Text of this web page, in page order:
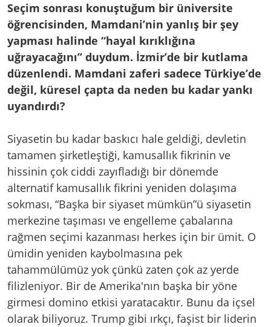
Seçim sonrası konuştuğum bir üniversite
öğrencisinden, Mamdani’nin yanlış bir şey
yapması halinde “hayal kırıklığına
uğrayacağını” duydum. İzmir’de bir kutlama
düzenlendi. Mamdani zaferi sadece Türkiye’de
değil, küresel çapta da neden bu kadar yankı
uyandırdı?
Siyasetin bu kadar baskıcı hale geldiği, devletin
tamamen şirketleştiği, kamusallık fikrinin ve
hissinin çok ciddi zayıfladığı bir dönemde
alternatif kamusallık fikrini yeniden dolaşıma
sokması, “Başka bir siyaset mümkün”ü siyasetin
merkezine taşıması ve engelleme çabalarına
rağmen seçimi kazanması herkes için bir ümit. O
ümidin yeniden kaybolmasına pek
tahammülümüz yok çünkü zaten çok az yerde
filizleniyor. Bir de Amerika'nın başka bir yöne
girmesi domino etkisi yaratacaktır. Bunu da içsel
olarak biliyoruz. Trump gibi ırkçı, faşist bir liderin